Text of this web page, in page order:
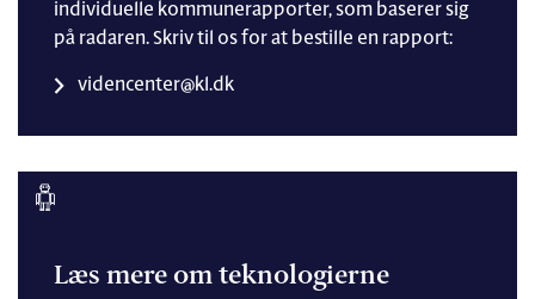
HOLD ØJE:
AI agenter, AI avatars, Process eller task mining og
AFVENT:
Kvantecomputing
individuelle kommunerapporter, som baserer sig
på radaren. Skriv til os for at bestille en rapport:
videncenter@kl.dk
Læs mere om teknologierne